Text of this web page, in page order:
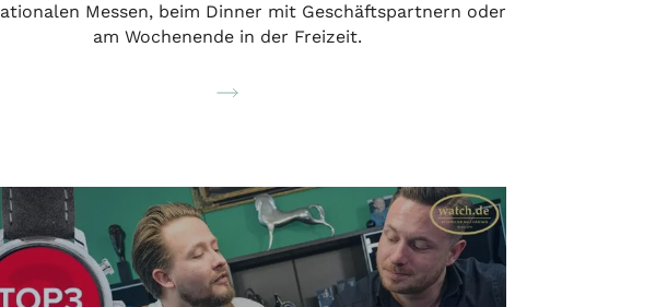
Messen, beim Dinner mit Geschäftspartnern oder
am Wochenende in der Freizeit.